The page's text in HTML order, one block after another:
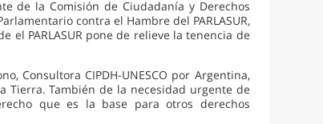
de la Comisión de Ciudadanía y Derechos
contra el Hambre del PARLASUR,
PARLASUR pone de relieve la tenencia de
Consultora CIPDH-UNESCO por Argentina,
Tierra. También de la necesidad urgente de
que es la base para otros derechos